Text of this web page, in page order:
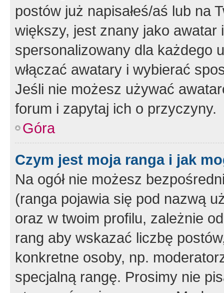
postów już napisałeś/aś lub na
większy, jest znany jako
spersonalizowany dla każdego
włączać awatary i wybierać
Jeśli nie możesz używać
forum i zapytaj ich o przyczyny.
Góra
Czym jest moja ranga i jak
Na ogół nie możesz
(ranga pojawia się pod nazwą
oraz w twoim profilu, zależnie
rang aby wskazać liczbę
konkretne osoby, np.
specjalną rangę. Prosimy nie